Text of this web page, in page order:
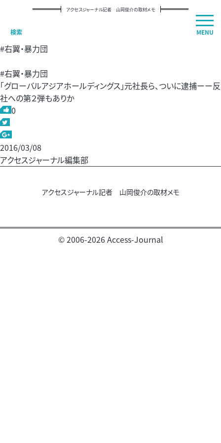
アクセスジャーナル記者 山岡俊介の取材メモ
2016 3月 08
2016年03月08日の記事一覧
#右翼・暴力団
#右翼・暴力団
「グローバルアジアホールディングス」元社長ら、ついに逮捕ーー反
社への第２弾もありか
0
2016/03/08
アクセスジャーナル編集部
アクセスジャーナル記者 山岡俊介の取材メモ
© 2006-2026 Access-Journal
MENU
検索